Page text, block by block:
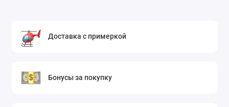
Доставка с примеркой
Бонусы за покупку